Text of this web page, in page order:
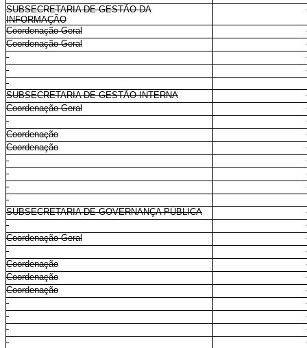
SUBSECRETARIA DE GESTÃO DA
INFORMAÇÃO
Coordenação-Geral
Coordenação-Geral
SUBSECRETARIA DE GESTÃO INTERNA
Coordenação-Geral
Coordenação
Coordenação
SUBSECRETARIA DE GOVERNANÇA PÚBLICA
Coordenação-Geral
Coordenação
Coordenação
Coordenação